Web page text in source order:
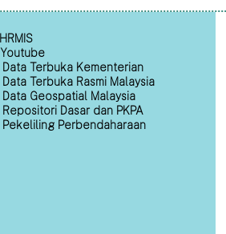
HRMIS
Youtube
Data Terbuka Kementerian
Data Terbuka Rasmi Malaysia
Data Geospatial Malaysia
Repositori Dasar dan PKPA
Pekeliling Perbendaharaan